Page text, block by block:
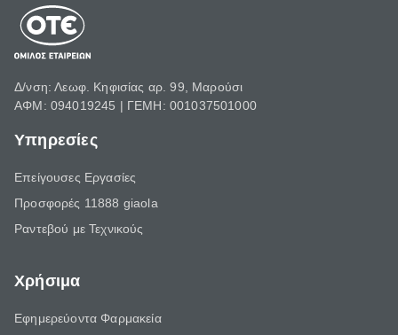
Δ/νση: Λεωφ. Κηφισίας αρ. 99, Μαρούσι
ΑΦΜ: 094019245 | ΓΕΜΗ: 001037501000
Υπηρεσίες
Επείγουσες Εργασίες
Προσφορές 11888 giaola
Ραντεβού με Τεχνικούς
Χρήσιμα
Εφημερεύοντα Φαρμακεία